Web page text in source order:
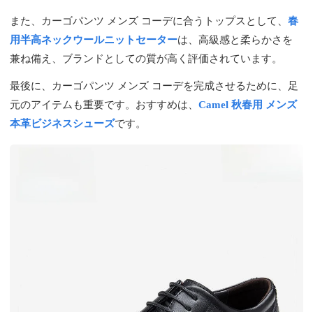
また、カーゴパンツ メンズ コーデに合うトップスとして、春
用半高ネックウールニットセーターは、高級感と柔らかさを
兼ね備え、ブランドとしての質が高く評価されています。
最後に、カーゴパンツ メンズ コーデを完成させるために、足
元のアイテムも重要です。おすすめは、Camel 秋春用 メンズ
本革ビジネスシューズです。